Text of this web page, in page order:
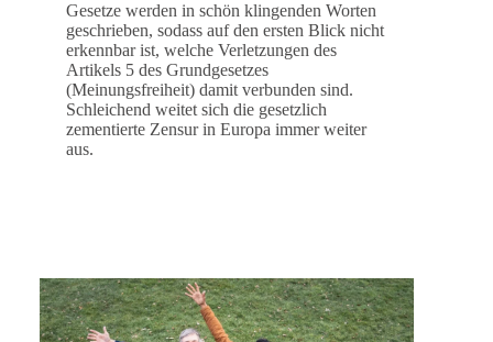
Gesetze werden in schön klingenden Worten
geschrieben, sodass auf den ersten Blick nicht
erkennbar ist, welche Verletzungen des
Artikels 5 des Grundgesetzes
(Meinungsfreiheit) damit verbunden sind.
Schleichend weitet sich die gesetzlich
zementierte Zensur in Europa immer weiter
aus.